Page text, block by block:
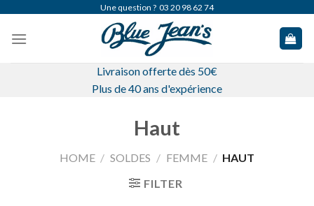
content
Une question ? 03 20 98 62 74
Livraison offerte dès 50€
Plus de 40 ans d'expérience
Haut
HOME / SOLDES / FEMME / HAUT
FILTER